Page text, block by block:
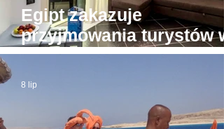
Egipt zakazuje
przyjmowania turystów w
apartamentach bez
8 lip